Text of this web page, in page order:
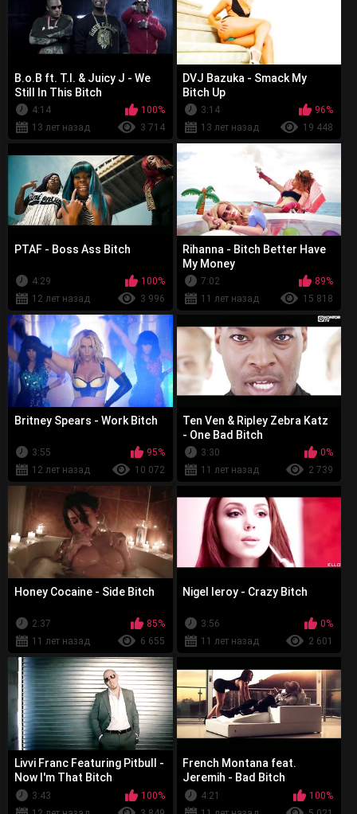
B.o.B ft. T.I. & Juicy J - We
Still In This Bitch
4:14
100%
13 лет назад
3 714
DVJ Bazuka - Smack My
Bitch Up
3:14
96%
13 лет назад
19 448
PTAF - Boss Ass Bitch
4:29
100%
12 лет назад
3 996
Rihanna - Bitch Better Have
My Money
7:02
89%
11 лет назад
15 818
Britney Spears - Work Bitch
3:55
95%
12 лет назад
10 072
Ten Ven & Ripley Zebra Katz
- One Bad Bitch
3:30
0%
11 лет назад
2 739
Honey Cocaine - Side Bitch
2:37
85%
11 лет назад
6 655
Nigel leroy - Crazy Bitch
3:56
0%
11 лет назад
2 601
Livvi Franc Featuring Pitbull -
Now I'm That Bitch
3:43
100%
French Montana feat.
Jeremih - Bad Bitch
4:21
100%